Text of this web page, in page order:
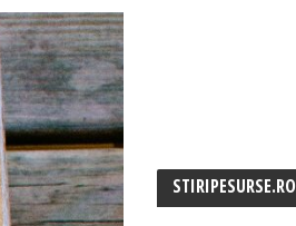
STIRIPESURSE.RO